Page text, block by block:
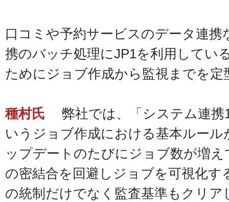
口コミや予約サービスのデータ連
携のバッチ処理にJP1を利用してい
ためにジョブ作成から監視までを
種村氏
弊社では、「システム連携
いうジョブ作成における基本ルー
ップデートのたびにジョブ数が増
の密結合を回避しジョブを可視化
の統制だけでなく監査基準もクリ